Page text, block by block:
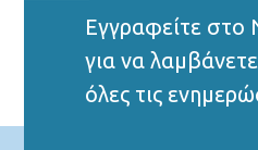
Εγγραφείτε
για να
όλες τις